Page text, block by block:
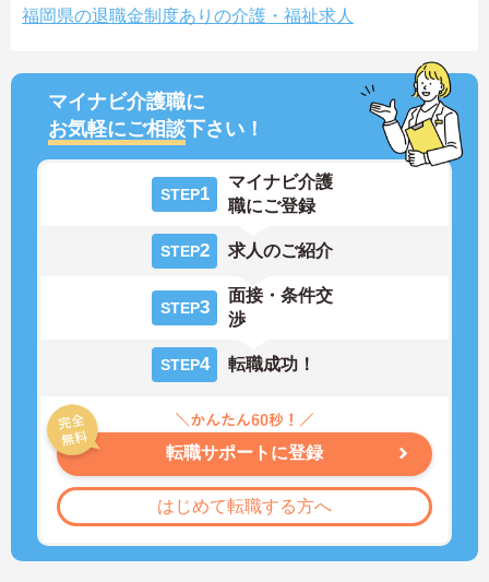
福岡県の退職金制度ありの介護・福祉求人
マイナビ介護職に
お気軽にご相談下さい！
STEP1
マイナビ介護
職にご登録
STEP2 求人のご紹介
STEP3
面接・条件交
渉
STEP4 転職成功！
転職サポートに登録
はじめて転職する方へ